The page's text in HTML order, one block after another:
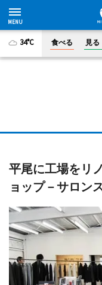
34°C 食べる 見る
平尾に工場をリ
ョップ－サロン